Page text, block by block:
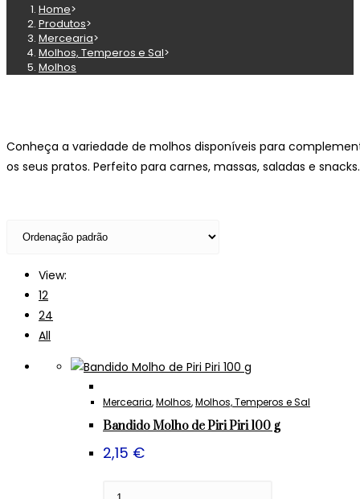
Home>
Produtos>
Mercearia>
Molhos, Temperos e Sal>
Molhos
Conheça a variedade de molhos disponíveis para
os seus pratos. Perfeito para carnes, massas, saladas e snacks.
View:
12
24
All
Mercearia,Molhos,Molhos, Temperos e Sal
Bandido Molho de Piri Piri 100 g
2,15 €
Quantidade